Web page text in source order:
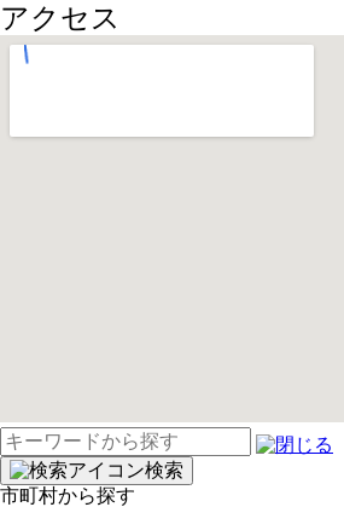
アクセス
検
索:
検索
市町村から探す